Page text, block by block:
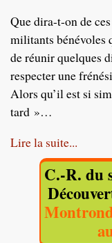
Que dira-t-on de
militants bénévoles
de réunir quelques
respecter une
Alors qu’il est si
tard »…
Lire la suite...
C.-R. du